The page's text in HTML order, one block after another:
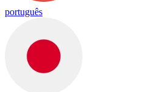
português